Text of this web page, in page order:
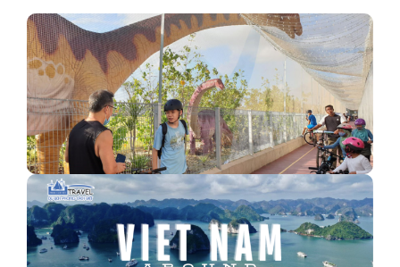
TOUR NHA TRANG BÌNH BA 3N3Đ TẾT NGUYÊN ĐÁN
KỶ HỢI…
Công viên Jurassic Mile lớn nhất Singapore